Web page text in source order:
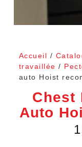
Accueil /
travaillée /
auto Hoist
Chest
Auto